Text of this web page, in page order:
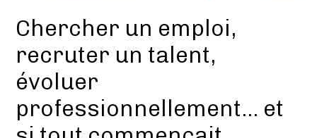
Chercher un emploi,
recruter un talent,
évoluer
professionnellement… et